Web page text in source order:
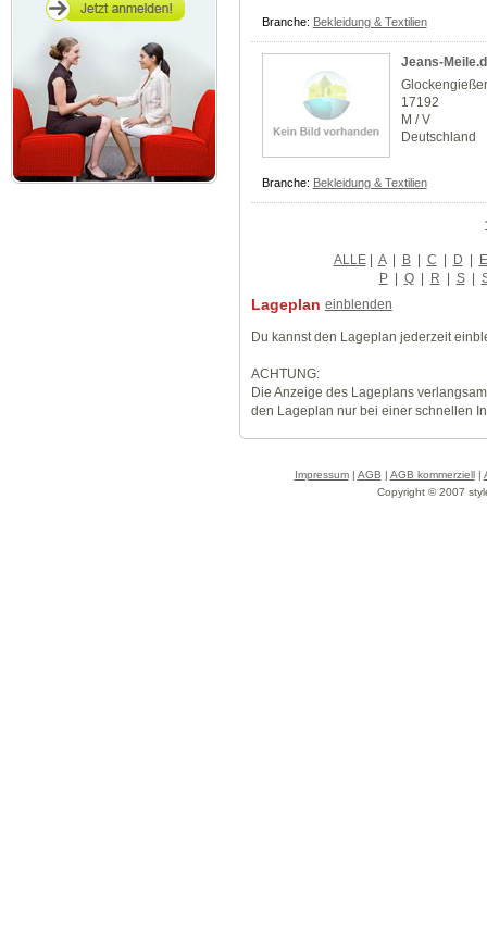
Branche: Bekleidung & Textilien
Jeans-
17192
M / V
Deutschland
Branche: Bekleidung & Textilien
ALLE| A | B | C | D | E
P | Q | R | S |
Lageplan einblenden
Du kannst den Lageplan jederzeit
ACHTUNG:
Die Anzeige des Lageplans
den Lageplan nur bei einer schnellen
Impressum| AGB | AGB kommerziell|
Copyright © 2007